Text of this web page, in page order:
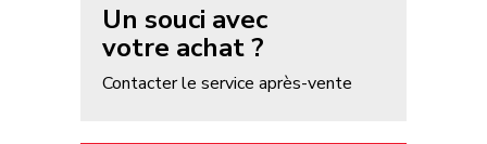
Un souci avec
votre achat ?
Contacter le service après-vente